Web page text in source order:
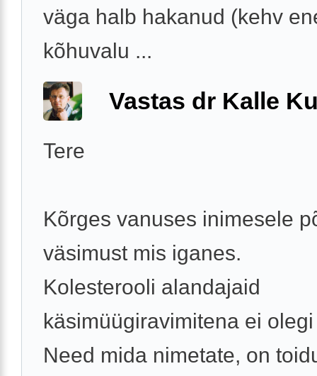
väga halb hakanud (kehv
kõhuvalu ...
Vastas dr Kalle
Tere
Kõrges vanuses inimesele
väsimust mis iganes.
Kolesterooli alandajaid
käsimüügiravimitena ei
Need mida nimetate, on